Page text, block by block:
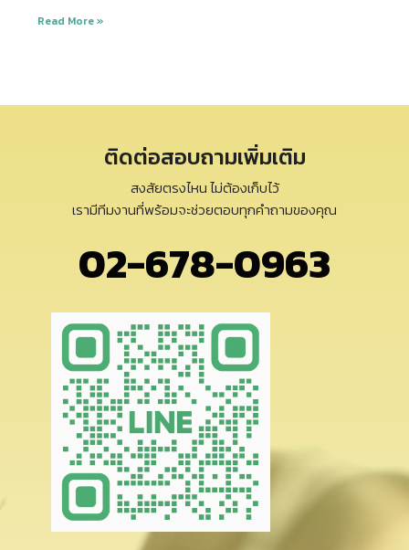
Read More »
ติดต่อสอบถามเพิ่มเติม
สงสัยตรงไหน ไม่ต้องเก็บไว้
เรามีทีมงานที่พร้อมจะช่วยตอบทุกคำถามของคุณ
02-678-0963